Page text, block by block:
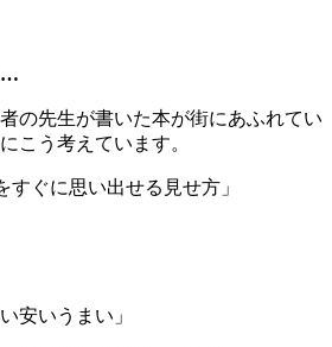
…
の先生が書いた本が街にあふれてい
こう考えています。
すぐに思い出せる見せ方」
安いうまい」